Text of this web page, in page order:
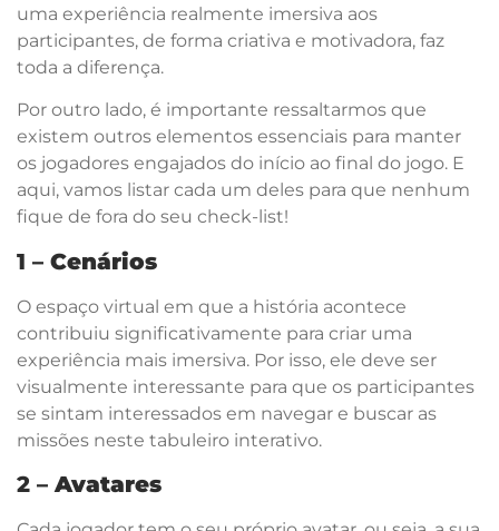
uma experiência realmente imersiva aos
participantes, de forma criativa e motivadora, faz
toda a diferença.
Por outro lado, é importante ressaltarmos que
existem outros elementos essenciais para manter
os jogadores engajados do início ao final do jogo. E
aqui, vamos listar cada um deles para que nenhum
fique de fora do seu check-list!
1 – Cenários
O espaço virtual em que a história acontece
contribuiu significativamente para criar uma
experiência mais imersiva. Por isso, ele deve ser
visualmente interessante para que os participantes
se sintam interessados em navegar e buscar as
missões neste tabuleiro interativo.
2 –Avatares